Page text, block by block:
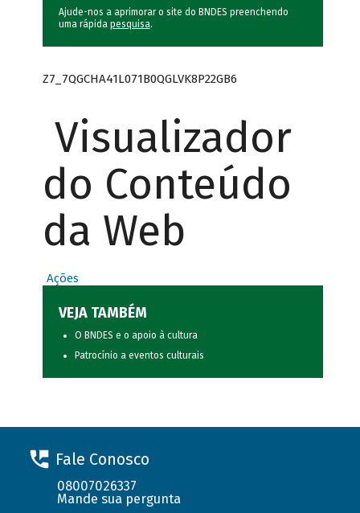
Ajude-nos a aprimorar o site do BNDES preenchendo
uma rápida pesquisa.
Z7_7QGCHA41L071B0QGLVK8P22GB6
Visualizador
do Conteúdo
da Web
Ações
VEJA TAMBÉM
O BNDES e o apoio à cultura
Patrocínio a eventos culturais
Fale Conosco
08007026337
Mande sua pergunta